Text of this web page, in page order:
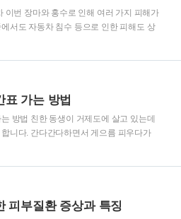
는데요, 여름철 워터파크, 수영장, 해수욕장
람들이 착용하고 있는 구명조끼 , 일반 시
한 상황에서 그 조끼가 생명을 구해줄 수
니다. 하지만 이 개..
이번 장마와 홍수로 인해 여러 가지 피해가
서도 자동차 침수 등으로 인한 피해도 상
수나 토사를 뒤집어쓴 차는 어쩔 수 없이
떤 절차 밟아서 폐차하고 얼마나 되는 보상
혹시 폐차 하려고 하면서 등록되지 않은
할 수도 있고 어떤 경우는대포차로도 악용
생각하고 있다면 반드시 관청 등록이 되어
를 먼저 확인해 봐야 합니다. 이것이 폐차
수 있습니다. 그리..
표 가는 방법
방법 친한 동생이 거제도에 살고 있는데
니다. 간다간다하면서 게으름 피우다가
대고 있는데요, 내년 겨울에서 봄으로 넘
유명하니?라고 물어봤는데...특히나 지심
으로 유명하다고 합니다. 원래는 거제도 장
피부질환 증상과 특징